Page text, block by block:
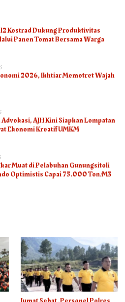
Kostrad Dukung Produktivitas
Panen Tomat Bersama Warga
2026, Ikhtiar Memotret Wajah
AJH Kini Siapkan Lompatan
Ekonomi Kreatif UMKM
Muat di Pelabuhan Gunungsitoli
Optimistis Capai 75.000 Ton/M3